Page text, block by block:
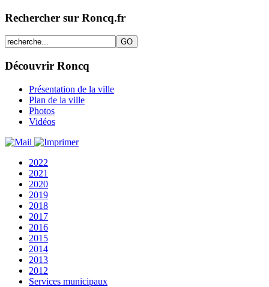
Rechercher sur Roncq.fr
Découvrir Roncq
Présentation de la ville
Plan de la ville
Photos
Vidéos
2022
2021
2020
2019
2018
2017
2016
2015
2014
2013
2012
Services municipaux